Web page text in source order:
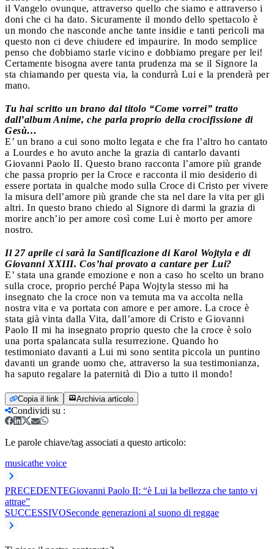
il Vangelo ovunque, attraverso quello che siamo e attraverso i
doni che ci ha dato. Sicuramente il mondo dello spettacolo è
un mondo che nasconde anche tante insidie e tanti pericoli ma
questo non ci deve chiudere ed impaurire. In modo semplice
penso che dobbiamo starle vicino e dobbiamo pregare per lei!
Certamente bisogna avere tanta prudenza ma se il Signore la
sta chiamando per questa via, la condurrà Lui e la prenderà per
mano.
Tu hai scritto un brano dal titolo “Come vorrei” tratto
dall’album Anime, che parla proprio della crocifissione di
Gesù…
E’ un brano a cui sono molto legata e che fra l’altro ho cantato
a Lourdes e ho avuto anche la grazia di cantarlo davanti
Giovanni Paolo II. Questo brano racconta l’amore più grande
che passa proprio per la Croce e racconta il mio desiderio di
essere portata in qualche modo sulla Croce di Cristo per vivere
la misura dell’amore più grande che sta nel dare la vita per gli
altri. In questo brano chiedo al Signore di darmi la grazia di
morire anch’io per amore così come Lui è morto per amore
nostro.
Il 27 aprile ci sarà la Santificazione di Karol Wojtyla e di
Giovanni XXIII. Cos’hai provato a cantare per Lui?
E’ stata una grande emozione e non a caso ho scelto un brano
sulla croce, proprio perché Papa Wojtyla stesso mi ha
insegnato che la croce non va temuta ma va accolta nella
nostra vita e va portata con amore e per amore. La croce è
stata già vinta dalla Vita, dall’amore di Cristo e Giovanni
Paolo II mi ha insegnato proprio questo che la croce è solo
una porta spalancata sulla resurrezione. Quando ho
testimoniato davanti a Lui mi sono sentita piccola un puntino
davanti un grande uomo che, attraverso la sua testimonianza,
ha saputo regalare la paternità di Dio a tutto il mondo!
Copia il link Archivia articolo
Condividi su :
Le parole chiave/tag associati a questo articolo:
musicathe voice
PRECEDENTEGiovanni Paolo II: “è Lui la bellezza che tanto vi
attrae”
SUCCESSIVOSeconde generazioni al suono di reggae